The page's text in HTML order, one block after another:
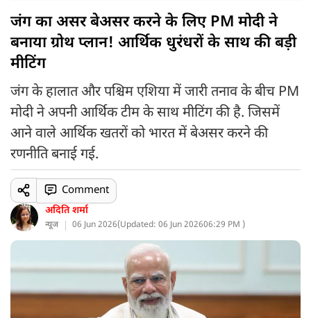
जंग का असर बेअसर करने के लिए PM मोदी ने
बनाया ग्रोथ प्लान! आर्थिक धुरंधरों के साथ की बड़ी
मीटिंग
जंग के हालात और पश्चिम एशिया में जारी तनाव के बीच PM
मोदी ने अपनी आर्थिक टीम के साथ मीटिंग की है. जिसमें
आने वाले आर्थिक खतरों को भारत में बेअसर करने की
रणनीति बनाई गई.
अदिति शर्मा
न्यूज 06 Jun 2026(Updated: 06 Jun 202606:29 PM )
Comment